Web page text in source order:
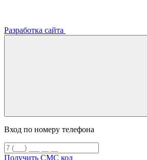
Разработка сайта
Вход по номеру телефона
Получить СМС код